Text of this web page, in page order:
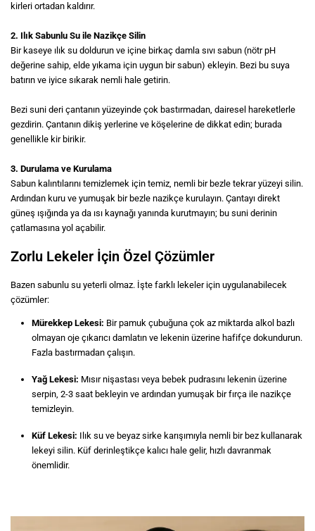
kirleri ortadan kaldırır.
2. Ilık Sabunlu Su ile Nazikçe Silin
Bir kaseye ılık su doldurun ve içine birkaç damla sıvı sabun (nötr pH
değerine sahip, elde yıkama için uygun bir sabun) ekleyin. Bezi bu suya
batırın ve iyice sıkarak nemli hale getirin.
Bezi suni deri çantanın yüzeyinde çok bastırmadan, dairesel hareketlerle
gezdirin. Çantanın dikiş yerlerine ve köşelerine de dikkat edin; burada
genellikle kir birikir.
3. Durulama ve Kurulama
Sabun kalıntılarını temizlemek için temiz, nemli bir bezle tekrar yüzeyi silin.
Ardından kuru ve yumuşak bir bezle nazikçe kurulayın. Çantayı direkt
güneş ışığında ya da ısı kaynağı yanında kurutmayın; bu suni derinin
çatlamasına yol açabilir.
Zorlu Lekeler İçin Özel Çözümler
Bazen sabunlu su yeterli olmaz. İşte farklı lekeler için uygulanabilecek
çözümler:
Mürekkep Lekesi: Bir pamuk çubuğuna çok az miktarda alkol bazlı
olmayan oje çıkarıcı damlatın ve lekenin üzerine hafifçe dokundurun.
Fazla bastırmadan çalışın.
Yağ Lekesi: Mısır nişastası veya bebek pudrasını lekenin üzerine
serpin, 2-3 saat bekleyin ve ardından yumuşak bir fırça ile nazikçe
temizleyin.
Küf Lekesi: Ilık su ve beyaz sirke karışımıyla nemli bir bez kullanarak
lekeyi silin. Küf derinleştikçe kalıcı hale gelir, hızlı davranmak
önemlidir.